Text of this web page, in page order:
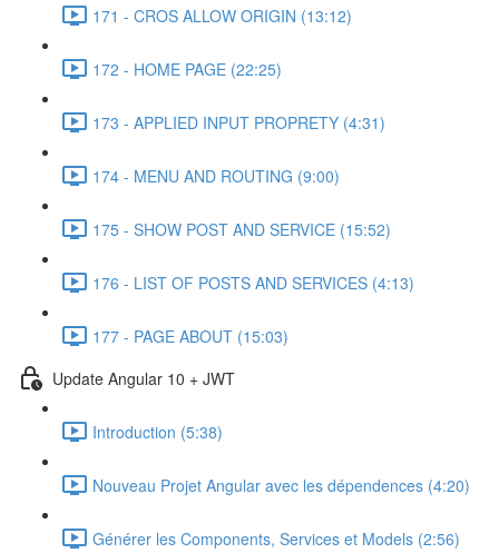
171 - CROS ALLOW ORIGIN (13:12)
172 - HOME PAGE (22:25)
173 - APPLIED INPUT PROPRETY (4:31)
174 - MENU AND ROUTING (9:00)
175 - SHOW POST AND SERVICE (15:52)
176 - LIST OF POSTS AND SERVICES (4:13)
177 - PAGE ABOUT (15:03)
Update Angular 10 + JWT
Introduction (5:38)
Nouveau Projet Angular avec les dépendences (4:20)
Générer les Components, Services et Models (2:56)